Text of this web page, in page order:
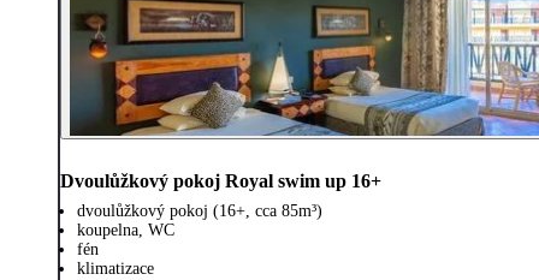
Dvoulůžkový pokoj Royal swim up 16+
dvoulůžkový pokoj (16+, cca 85m³)
koupelna, WC
fén
klimatizace